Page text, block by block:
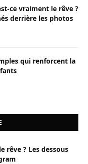
ce vraiment le rêve ?
derrière les photos
qui renforcent la
rêve ? Les dessous